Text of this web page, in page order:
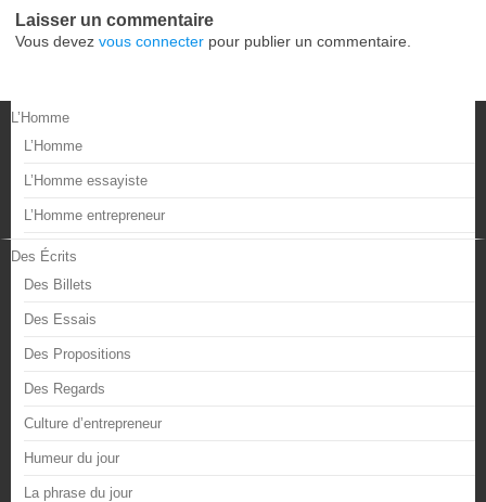
Laisser un commentaire
Vous devez vous connecter pour publier un commentaire.
L’Homme
L’Homme
L’Homme essayiste
L’Homme entrepreneur
Des Écrits
Des Billets
Des Essais
Des Propositions
Des Regards
Culture d’entrepreneur
Humeur du jour
La phrase du jour